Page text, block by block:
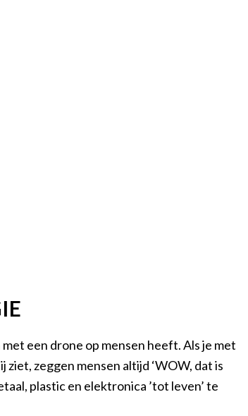
een drone op mensen heeft. Als je met
zeggen mensen altijd ‘WOW, dat is
plastic en elektronica ’tot leven’ te